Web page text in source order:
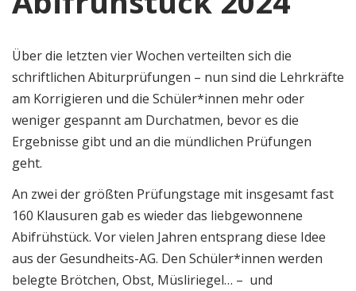
Über die letzten vier Wochen verteilten sich die
schriftlichen Abiturprüfungen – nun sind die Lehrkräfte
am Korrigieren und die Schüler*innen mehr oder
weniger gespannt am Durchatmen, bevor es die
Ergebnisse gibt und an die mündlichen Prüfungen
geht.
An zwei der größten Prüfungstage mit insgesamt fast
160 Klausuren gab es wieder das liebgewonnene
Abifrühstück. Vor vielen Jahren entsprang diese Idee
aus der Gesundheits-AG. Den Schüler*innen werden
belegte Brötchen, Obst, Müsliriegel… – und